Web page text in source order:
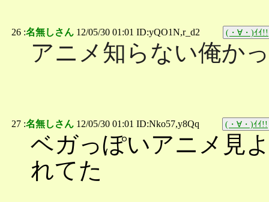
26 :名無しさん 12/05/30 01:01 ID:yQO1N,r_d2 (・∀・)ｲｲ!!
アニメ知らない俺か
27 :名無しさん 12/05/30 01:01 ID:Nko57,y8Qq (・∀・)ｲｲ!!
ベガっぽいアニメ見
れてた